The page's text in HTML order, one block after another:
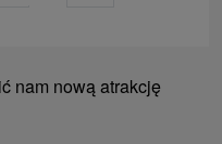
nam nową atrakcję